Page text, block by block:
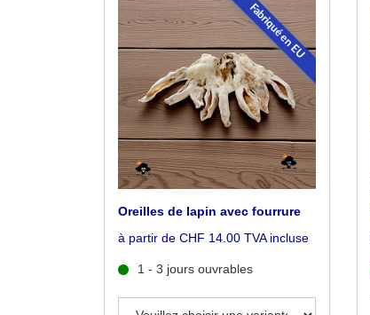
Fabriqué en EU
Oreilles de lapin avec fourrure
à partir de CHF 14.00 TVA incluse
1 - 3 jours ouvrables